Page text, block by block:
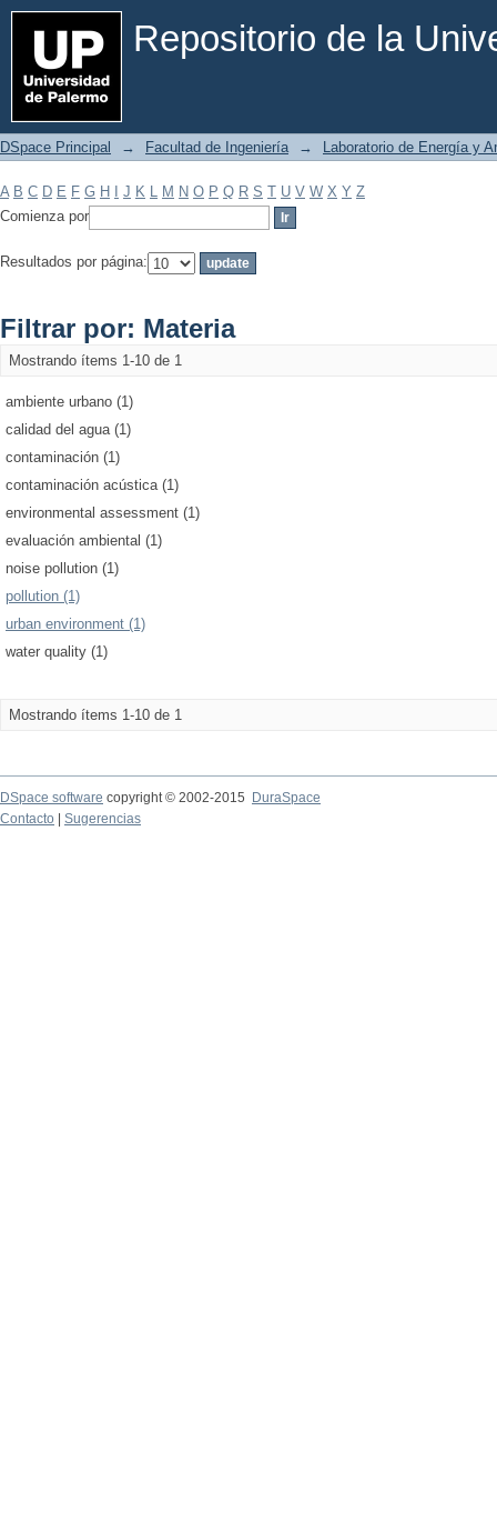
Repositorio de la
Filtrar por: Materia
DSpace Principal → Facultad de Ingeniería → Laboratorio de Energía y
A B C D E F G H J K L M N O P Q R S T U V W X Y Z
Comienza por
Resultados por página:
Filtrar por: Materia
Mostrando ítems 1-10 de 1
ambiente urbano (1)
calidad del agua (1)
contaminación (1)
contaminación acústica (1)
environmental assessment (1)
evaluación ambiental (1)
noise pollution (1)
pollution (1)
urban environment (1)
water quality (1)
Mostrando ítems 1-10 de 1
DSpace software copyright © 2002-2015
DuraSpace
Contacto
Sugerencias